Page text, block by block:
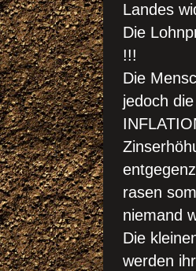
Landes
Die
!!!
Die
jedoch
rasen
niemand
Die
werden